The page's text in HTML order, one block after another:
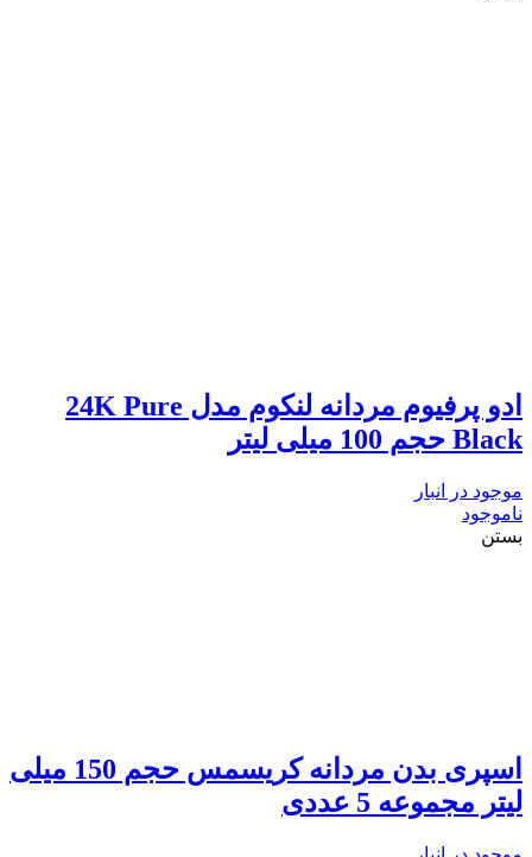
ادو پرفیوم مردانه لنکوم مدل 24K Pure
Black حجم 100 میلی لیتر
موجود در انبار
ناموجود
بستن
اسپری بدن مردانه کریسمس حجم 150 میلی
لیتر مجموعه 5 عددی